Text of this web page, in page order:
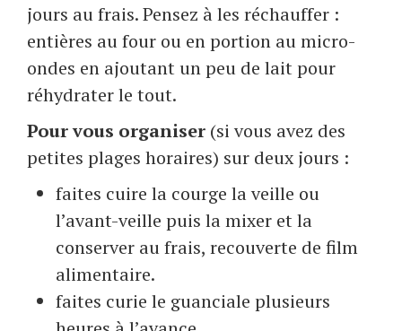
jours au frais. Pensez à les réchauffer :
entières au four ou en portion au micro-
ondes en ajoutant un peu de lait pour
réhydrater le tout.
Pour vous organiser (si vous avez des
petites plages horaires) sur deux jours :
faites cuire la courge la veille ou
l’avant-veille puis la mixer et la
conserver au frais, recouverte de film
alimentaire.
faites curie le guanciale plusieurs